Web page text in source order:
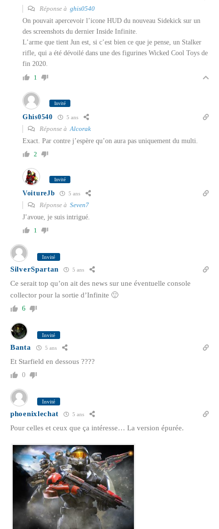
Réponse à ghis0540
On pouvait apercevoir l’icone HUD du nouveau Sidekick sur un
des screenshots du dernier Inside Infinite.
L’arme que tient Jun est, si c’est bien ce que je pense, un Stalker
rifle, qui a été dévoilé dans une des figurines Wicked Cool Toys de
fin 2020.
1
Invité
Ghis0540 5 ans
Réponse à Alcorak
Exact. Par contre j’espère qu’on aura pas uniquement du multi.
2
Invité
VoitureJb 5 ans
Réponse à Seven7
J’avoue, je suis intrigué.
1
Invité
SilverSpartan 5 ans
Ce serait top qu’on ait des news sur une éventuelle console
collector pour la sortie d’Infinite 🙂
6
Invité
Banta 5 ans
Et Starfield en dessous ????
0
Invité
phoenixlechat 5 ans
Pour celles et ceux que ça intéresse… La version épurée.